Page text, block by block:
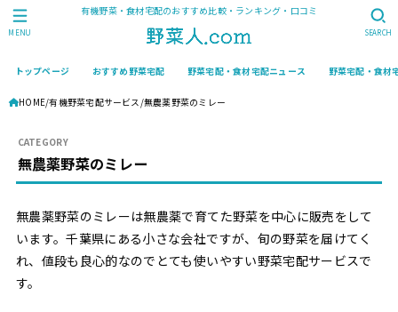
有機野菜・食材宅配のおすすめ比較・ランキング・口コミ
トップページ おすすめ野菜宅配 野菜宅配・食材宅配ニュース 野菜宅配・食材
SEARCH
MENU
HOME 有機野菜宅配サービス 無農薬野菜のミレー
無農薬野菜のミレー
無農薬野菜のミレーは無農薬で育てた野菜を中心に販売をして
います。千葉県にある小さな会社ですが、旬の野菜を届けてく
れ、値段も良心的なのでとても使いやすい野菜宅配サービスで
す。